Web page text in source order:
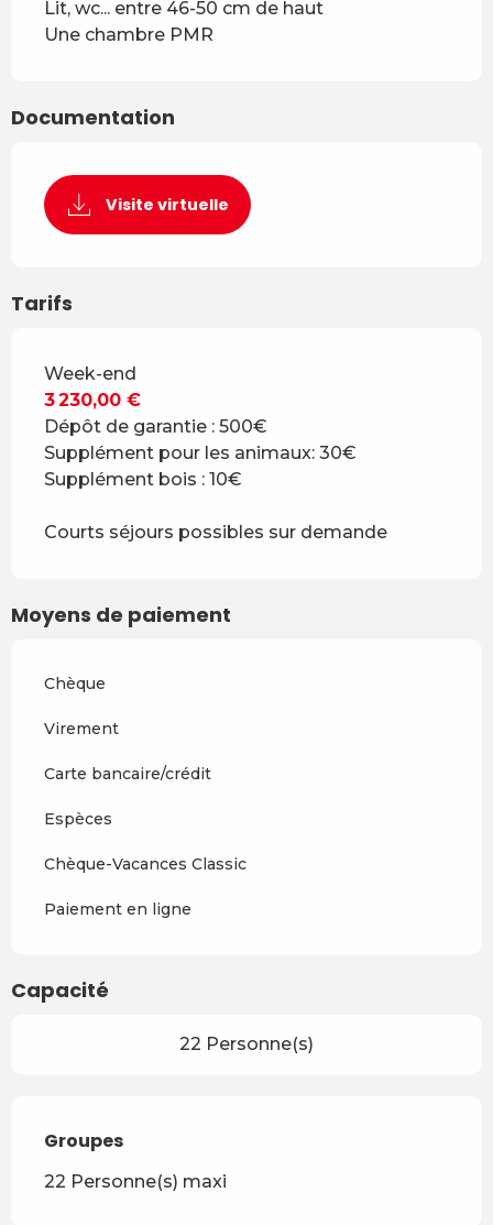
Lit, wc... entre 46-50 cm de haut
Une chambre PMR
Documentation
Visite virtuelle
Tarifs
Tarifs 2026
Week-end
3 230,00 €
Dépôt de garantie : 500€
Supplément pour les animaux: 30€
Supplément bois : 10€
Courts séjours possibles sur demande
Moyens de paiement
Chèque
Virement
Carte bancaire/crédit
Espèces
Chèque-Vacances Classic
Paiement en ligne
Capacité
22 Personne(s)
Groupes
Groupes
22 Personne(s) maxi